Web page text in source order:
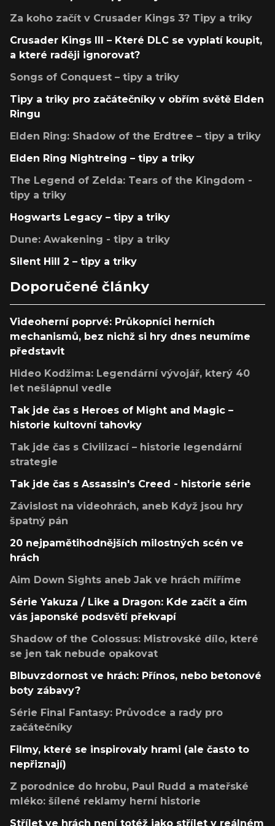
Za koho začít v Crusader Kings 3? Tipy a triky
Crusader Kings III – Které DLC se vyplatí koupit,
a které raději ignorovat?
Songs of Conquest – tipy a triky
Tipy a triky pro začátečníky v obřím světě Elden
Ringu
Elden Ring: Shadow of the Erdtree – tipy a triky
Elden Ring Nightreing – tipy a triky
The Legend of Zelda: Tears of the Kingdom -
tipy a triky
Hogwarts Legacy – tipy a triky
Dune: Awakening - tipy a triky
Silent Hill 2 – tipy a triky
Doporučené články
Videoherní poprvé: Průkopníci herních
mechanismů, bez nichž si hry dnes neumíme
představit
Hideo Kodžima: Legendární vývojář, který 40
let nešlápnul vedle
Tak jde čas s Heroes of Might and Magic –
historie kultovní tahovky
Tak jde čas s Civilizací – historie legendární
strategie
Tak jde čas s Assassin's Creed - historie série
Závislost na videohrách, aneb Když jsou hry
špatný pán
20 nejpamětihodnějších milostných scén ve
hrách
Aim Down Sights aneb Jak ve hrách míříme
Série Yakuza / Like a Dragon: Kde začít a čím
vás japonské podsvětí překvapí
Shadow of the Colossus: Mistrovské dílo, které
se jen tak nebude opakovat
Blbuvzdornost ve hrách: Přínos, nebo betonové
boty zábavy?
Série Final Fantasy: Průvodce a rady pro
začátečníky
Filmy, které se inspirovaly hrami (ale často to
nepřiznají)
Z porodnice do hrobu, Paul Rudd a mateřské
mléko: šílené reklamy herní historie
Střílet ve hrách není totéž jako střílet v reálném